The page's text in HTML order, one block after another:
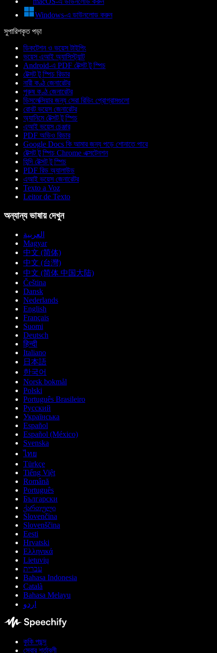
Windows-এ ডাউনলোড করুন
সুপারিশকৃত পড়া
ডিকটেশন ও ভয়েস টাইপিং
ভয়েস এআই অ্যাসিস্ট্যান্ট
Android-এ PDF টেক্সট টু স্পিচ
টেক্সট টু স্পিচ রিডার
নারী কণ্ঠ জেনারেটর
পুরুষ কণ্ঠ জেনারেটর
ডিসলেক্সিয়ার জন্য সেরা রিডিং প্রোগ্রামগুলো
রোবট ভয়েস জেনারেটর
অ্যানিমে টেক্সট টু স্পিচ
এআই ভয়েস চেঞ্জার
PDF অডিও রিডার
Google Docs কি আমার জন্য পড়ে শোনাতে পারে
টেক্সট টু স্পিচ Chrome এক্সটেনশন
হিন্দি টেক্সট টু স্পিচ
PDF রিড অ্যালাউড
এআই ভয়েস জেনারেটর
Texto a Voz
Leitor de Texto
অন্যান্য ভাষায় দেখুন
العربية
Magyar
中文 (简体)
中文 (台灣)
中文 (简体 中国大陆)
Čeština
Dansk
Nederlands
English
Français
Suomi
Deutsch
हिन्दी
Italiano
日本語
한국어
Norsk bokmål
Polski
Português Brasileiro
Русский
Українська
Español
Español (México)
Svenska
ไทย
Türkçe
Tiếng Việt
Română
Português
Български
ქართული
Slovenčina
Slovenščina
Eesti
Hrvatski
Ελληνικά
Lietuvių
עברית
Bahasa Indonesia
Català
Bahasa Melayu
اردو
কুকি পছন্দ
সেবার শর্তাবলী